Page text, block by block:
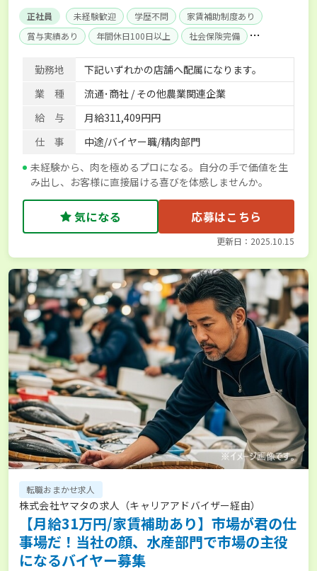
正社員 未経験歓迎 学歴不問
家賃補助制度あり
賞与実績あり
年間休日100日以上
社会保険完備
勤務地
下記いずれかの店舗へ配属になります。
業 種
流通･商社 / その他農業関連企業
給 与
月給311,409円円
仕 事
中途/バイヤー職/精肉部門
未経験から、肉を極めるプロになる。自分の手で価値を生
み出し、お客様に直接届ける喜びを体感しませんか。
気になる 応募はこちら
更新日：2025.10.15
転職おまかせ求人
株式会社ヤマタの求人（キャリアアドバイザー経由）
【月給31万円/家賃補助あり】市場が君の仕
事場だ！当社の顔、水産部門で市場の主役
になるバイヤー募集